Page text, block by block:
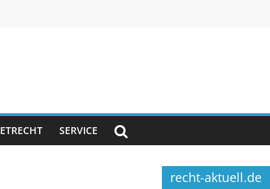
SERVICE
recht-aktuell.de